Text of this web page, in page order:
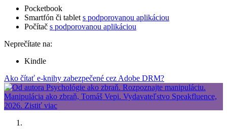
Pocketbook
Smartfón či tablet s podporovanou aplikáciou
Počítač s podporovanou aplikáciou
Neprečítate na:
Kindle
Ako čítať e-knihy zabezpečené cez Adobe DRM?